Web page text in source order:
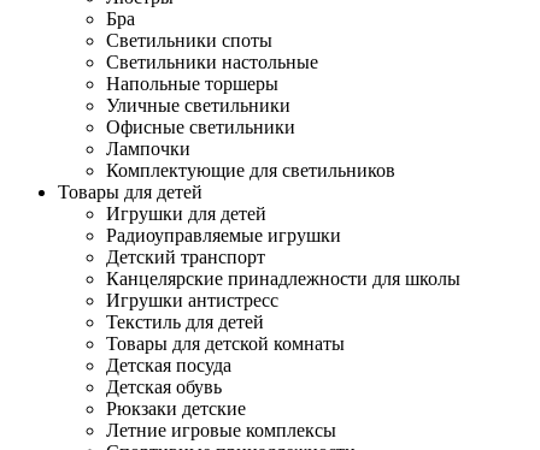
Бра
Светильники споты
Светильники настольные
Напольные торшеры
Уличные светильники
Офисные светильники
Лампочки
Комплектующие для светильников
Товары для детей
Игрушки для детей
Радиоуправляемые игрушки
Детский транспорт
Канцелярские принадлежности для школы
Игрушки антистресс
Текстиль для детей
Товары для детской комнаты
Детская посуда
Детская обувь
Рюкзаки детские
Летние игровые комплексы